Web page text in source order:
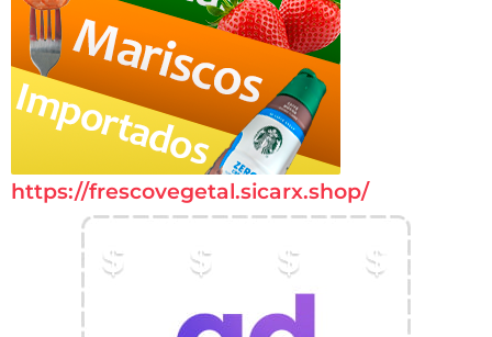
https://frescovegetal.sicarx.shop/